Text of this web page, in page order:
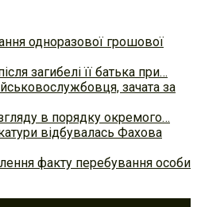
одноразової грошової
загибелі її батька при…
зачата за
в порядку окремого…
відбувалась Фахова
факту перебування особи